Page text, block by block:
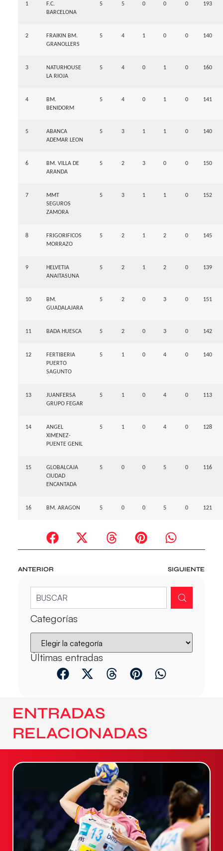
1
F.C.
BARCELONA
5 5 0 0 0 193
2
FRAIKIN BM.
GRANOLLERS
5 4 1 0 0 140
3
NATURHOUSE
LA RIOJA
5 4 0 1 0 160
4
BM.
BENIDORM
5 4 0 1 0 141
5
ABANCA
ADEMAR LEON
5 3 1 1 0 140
6
BM. VILLA DE
ARANDA
5 2 3 0 0 150
7
MMT
SEGUROS
ZAMORA
5 3 1 1 0 152
8
FRIGORIFICOS
MORRAZO
5 2 1 2 0 145
9
HELVETIA
ANAITASUNA
5 2 1 2 0 139
10
BM.
GUADALAJARA
5 2 0 3 0 151
11 BADA HUESCA 5 2 0 3 0 142
12
FERTIBERIA
PUERTO
SAGUNTO
5 1 0 4 0 140
13
JUANFERSA
GRUPO FEGAR
5 1 0 4 0 113
14
ANGEL
XIMENEZ-
PUENTE GENIL
5 1 0 4 0 128
15
GLOBALCAJA
CIUDAD
ENCANTADA
5 0 0 5 0 116
16 BM. ARAGON 5 0 0 5 0 121
ANTERIOR SIGUIENTE
Categorías
Últimas entradas
ENTRADAS
RELACIONADAS